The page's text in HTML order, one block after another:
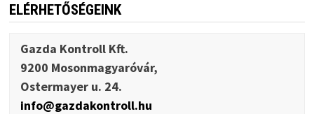
ELÉRHETŐSÉGEINK
Gazda Kontroll Kft.
9200 Mosonmagyaróvár,
Ostermayer u. 24.
info@gazdakontroll.hu